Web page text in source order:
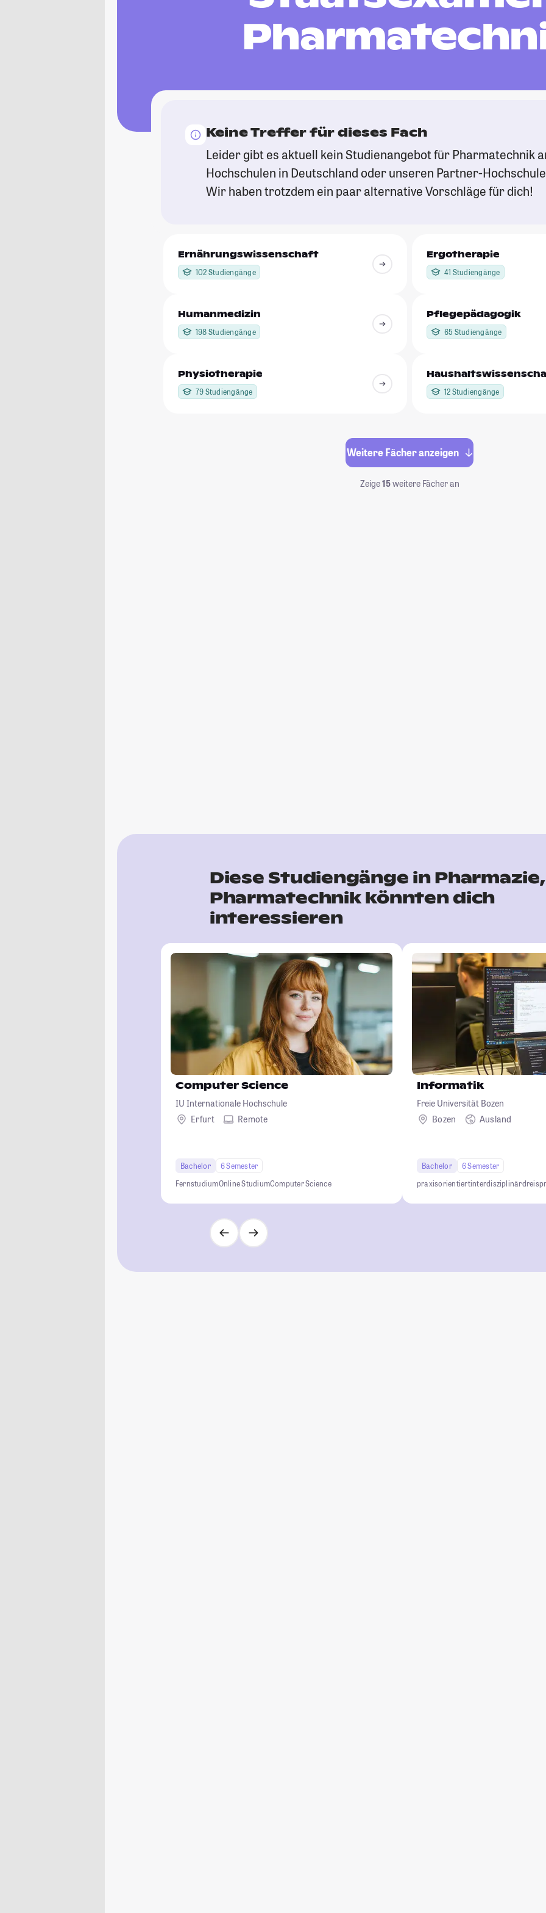
Keine Treffer für dieses Fach
Leider gibt es aktuell kein Studienangebot für Pharmatechnik
Hochschulen in Deutschland oder unseren Partner-
Wir haben trotzdem ein paar alternative Vorschläge für dich!
Ernährungswissenschaft
102 Studiengänge
Ergotherapie
41 Studiengänge
Humanmedizin
198 Studiengänge
Pflegepädagogik
65 Studiengänge
Physiotherapie
79 Studiengänge 12 Studiengänge
Weitere Fächer anzeigen
Zeige15weitere Fächer an
Diese Studiengänge in Pharmazie,
Pharmatechnik könnten dich
interessieren
Computer Science
IU Internationale Hochschule
Erfurt
Remote
Bachelor
6 Semester
FernstudiumOnline StudiumComputer Science
Informatik
Freie Universität Bozen
Bozen
Ausland
Bachelor
6 Semester
praxisorientiertinterdisziplinär